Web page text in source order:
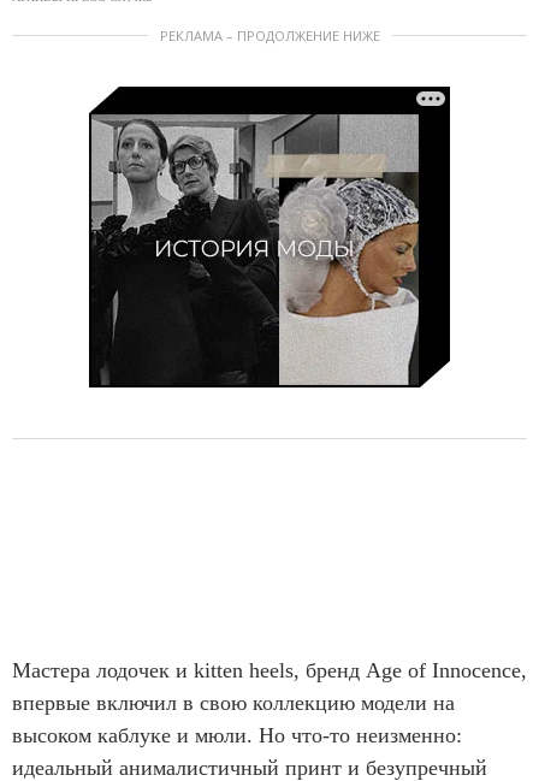
РЕКЛАМА – ПРОДОЛЖЕНИЕ НИЖЕ
Мастера лодочек и kitten heels, бренд Age of Innocence,
впервые включил в свою коллекцию модели на
высоком каблуке и мюли. Но что-то неизменно:
идеальный анималистичный принт и безупречный